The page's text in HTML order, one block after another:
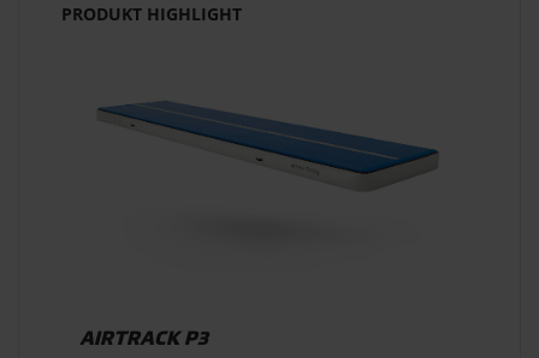
PRODUKT HIGHLIGHT
AIRTRACK P3